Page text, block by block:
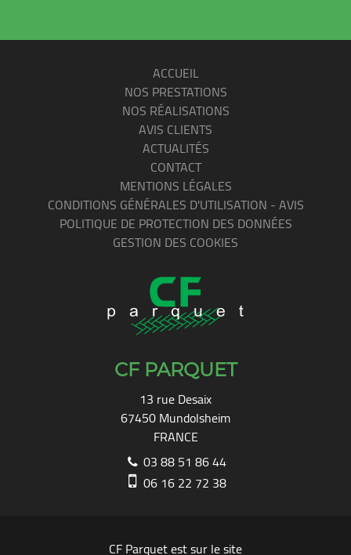
ACCUEIL
NOS PRESTATIONS
NOS RÉALISATIONS
AVIS CLIENTS
ACTUALITÉS
CONTACT
MENTIONS LÉGALES
CONDITIONS GÉNÉRALES D'UTILISATION - AVIS
POLITIQUE DE PROTECTION DES DONNÉES
GESTION DES COOKIES
CF PARQUET
13 rue Desaix
67450Mundolsheim
FRANCE
03 88 51 86 44
06 16 22 72 38
CF Parquet est sur le site